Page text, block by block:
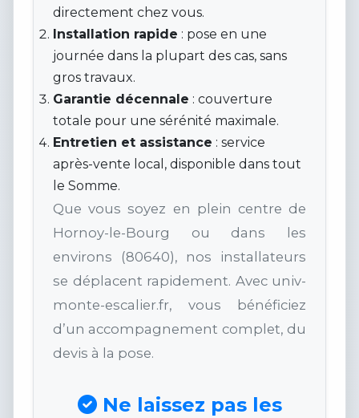
directement chez vous.
Installation rapide : pose en une
journée dans la plupart des cas, sans
gros travaux.
Garantie décennale : couverture
totale pour une sérénité maximale.
Entretien et assistance : service
après-vente local, disponible dans tout
le Somme.
Que vous soyez en plein centre de
Hornoy-le-Bourg ou dans les
environs (80640), nos installateurs
se déplacent rapidement. Avec univ-
monte-escalier.fr, vous bénéficiez
d’un accompagnement complet, du
devis à la pose.
Ne laissez pas les